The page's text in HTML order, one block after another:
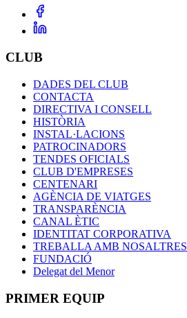
CLUB
DADES DEL CLUB
CONTACTA
DIRECTIVA I CONSELL
HISTÒRIA
INSTAL·LACIONS
PATROCINADORS
TENDES OFICIALS
CLUB D'EMPRESES
CENTENARI
AGÈNCIA DE VIATGES
TRANSPARÈNCIA
CANAL ÈTIC
IDENTITAT CORPORATIVA
TREBALLA AMB NOSALTRES
FUNDACIÓ
Delegat del Menor
PRIMER EQUIP